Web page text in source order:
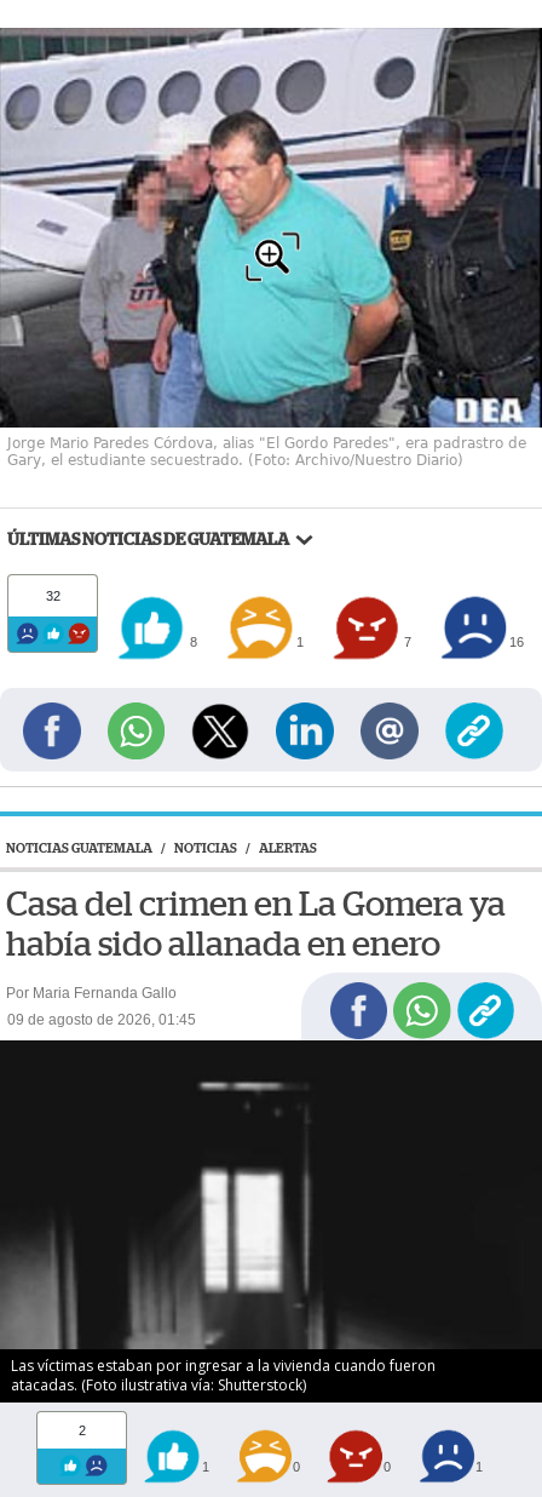
Jorge Mario Paredes Córdova, alias "El Gordo Paredes", era padrastro de
Gary, el estudiante secuestrado. (Foto: Archivo/Nuestro Diario)
ÚLTIMAS NOTICIAS DE GUATEMALA
32
8 1 7 16
NOTICIAS GUATEMALA / NOTICIAS / ALERTAS
Casa del crimen en La Gomera ya
había sido allanada en enero
Por Maria Fernanda Gallo
09 de agosto de 2026, 01:45
Las víctimas estaban por ingresar a la vivienda cuando fueron
atacadas. (Foto ilustrativa vía: Shutterstock)
2
1 0 0 1